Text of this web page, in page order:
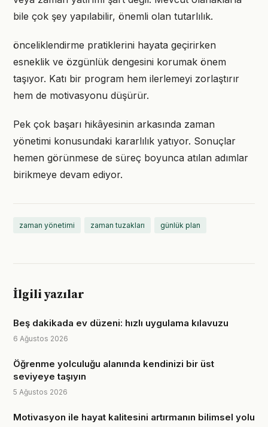
bile çok şey yapılabilir, önemli olan tutarlılık.
önceliklendirme pratiklerini hayata geçirirken
esneklik ve özgünlük dengesini korumak önem
taşıyor. Katı bir program hem ilerlemeyi zorlaştırır
hem de motivasyonu düşürür.
Pek çok başarı hikâyesinin arkasında zaman
yönetimi konusundaki kararlılık yatıyor. Sonuçlar
hemen görünmese de süreç boyunca atılan adımlar
birikmeye devam ediyor.
zaman yönetimi zaman tuzakları günlük plan
İlgili yazılar
Beş dakikada ev düzeni: hızlı uygulama kılavuzu
6 Ağustos 2026
Öğrenme yolculuğu alanında kendinizi bir üst
seviyeye taşıyın
5 Ağustos 2026
Motivasyon ile hayat kalitesini artırmanın bilimsel yolu